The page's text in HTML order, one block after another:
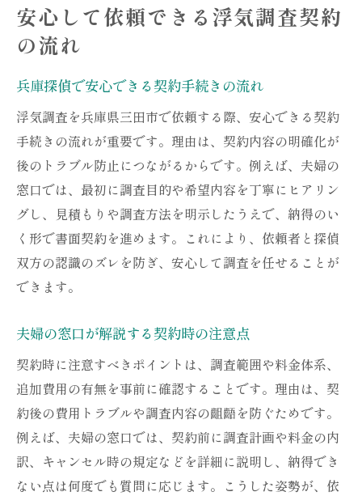
安心して依頼できる浮気調査契約
の流れ
兵庫探偵で安心できる契約手続きの流れ
浮気調査を兵庫県三田市で依頼する際、安心できる契約
手続きの流れが重要です。理由は、契約内容の明確化が
後のトラブル防止につながるからです。例えば、夫婦の
窓口では、最初に調査目的や希望内容を丁寧にヒアリン
グし、見積もりや調査方法を明示したうえで、納得のい
く形で書面契約を進めます。これにより、依頼者と探偵
双方の認識のズレを防ぎ、安心して調査を任せることが
できます。
夫婦の窓口が解説する契約時の注意点
契約時に注意すべきポイントは、調査範囲や料金体系、
追加費用の有無を事前に確認することです。理由は、契
約後の費用トラブルや調査内容の齟齬を防ぐためです。
例えば、夫婦の窓口では、契約前に調査計画や料金の内
訳、キャンセル時の規定などを詳細に説明し、納得でき
ない点は何度でも質問に応じます。こうした姿勢が、依